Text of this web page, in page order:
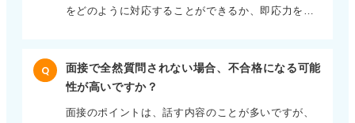
をどのように対応することができるか、即応力をみ
ような評定は難しいだけでなく、会社のイメージダ
ウンになることが多く、あなたのように「涙が出そ
と思います。 今日では圧迫面接をする企業は減って
Q
面接で全然質問されない場合、不合格になる可能
性が高いですか？
面接のポイントは、話す内容のことが多いですが、